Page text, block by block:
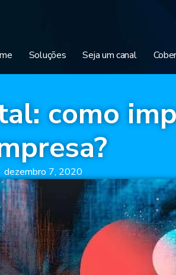
Soluções Seja um canal
como
dezembro 7, 2020